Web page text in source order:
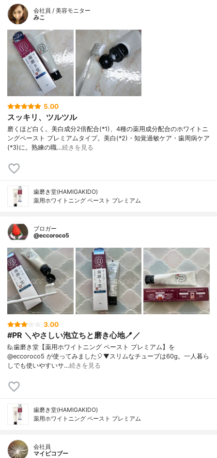
会社員 / 美容モニター
みこ
5.00
スッキリ、ツルツル
磨くほど白く。美白成分2倍配合(*1)、4種の薬用成分配合のホワイトニ
ングペースト プレミアムタイプ。美白(*2)・知覚過敏ケア・歯周病ケア
(*3)に。熟練の職…続きを見る
歯磨き堂(HAMIGAKIDO)
薬用ホワイトニング ペースト プレミアム
ブロガー
@eccoroco5
3.00
#PR ＼やさしい泡立ちと磨き心地🪥／ ⁡
🙋歯磨き堂【薬用ホワイトニング ペースト プレミアム】を
@eccoroco5 が使ってみました🎈⁡⁡⁡▼⁡⁡スリムなチューブは60g。一人暮ら
しでも使いやすいサ…続きを見る
歯磨き堂(HAMIGAKIDO)
薬用ホワイトニング ペースト プレミアム
会社員
マイピコブー